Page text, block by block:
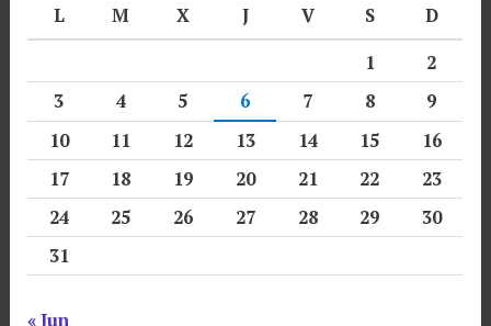
L
M X J V S
D
1
2
3
4 5 6 7 8
9
10
11 12 13 14 15
16
17
18 19 20 21 22
23
24
25 26 27 28 29
30
31
« Jun